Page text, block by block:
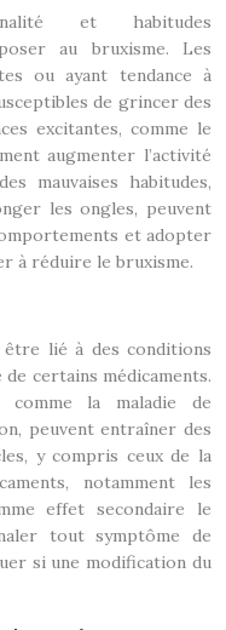
et habitudes
au bruxisme. Les
ou ayant tendance à
de grincer des
excitantes, comme le
augmenter l’activité
mauvaises habitudes,
les ongles, peuvent
et adopter
à réduire le bruxisme.
être lié à des conditions
certains médicaments.
comme la maladie de
peuvent entraîner des
y compris ceux de la
notamment les
effet secondaire le
tout symptôme de
si une modification du